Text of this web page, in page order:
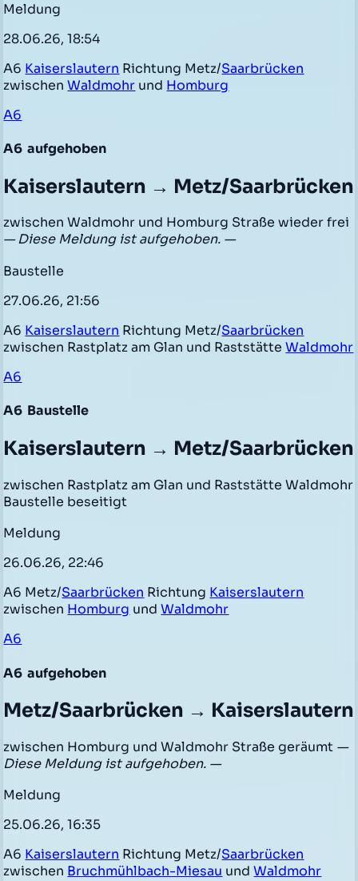
Meldung
28.06.26, 18:54
A6 Kaiserslautern Richtung Metz/Saarbrücken
zwischenWaldmohr und Homburg
A6
A6 aufgehoben
Kaiserslautern → Metz/Saarbrücken
zwischen Waldmohr und Homburg Straße wieder frei
— Diese Meldung ist aufgehoben. —
Baustelle
27.06.26, 21:56
A6 Kaiserslautern Richtung Metz/Saarbrücken
zwischen Rastplatz am Glan und RaststätteWaldmohr
A6
A6 Baustelle
Kaiserslautern → Metz/Saarbrücken
zwischen Rastplatz am Glan und Raststätte Waldmohr
Baustelle beseitigt
Meldung
26.06.26, 22:46
A6 Metz/Saarbrücken Richtung Kaiserslautern
zwischen Homburg undWaldmohr
A6
A6 aufgehoben
Metz/Saarbrücken → Kaiserslautern
zwischen Homburg und Waldmohr Straße geräumt —
Diese Meldung ist aufgehoben. —
Meldung
25.06.26, 16:35
A6 Kaiserslautern Richtung Metz/Saarbrücken
zwischen Bruchmühlbach-Miesau undWaldmohr